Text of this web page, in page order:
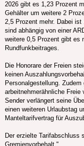
2026 gibt es 1,23 Prozent
Gehälter um weitere 2
2,5 Prozent mehr. Dabei
sind abhängig von einer
weitere 0,5 Prozent gibt es
Rundfunkbeitrages.
Die Honorare der Freien
keinen
Personalgestellung.
arbeitnehmerähnliche
Sender verlängert seine
einen weiteren Urlaubstag
Manteltarifvertrag für
Der erzielte Tarifabschluss
Gremienvorbehalt."